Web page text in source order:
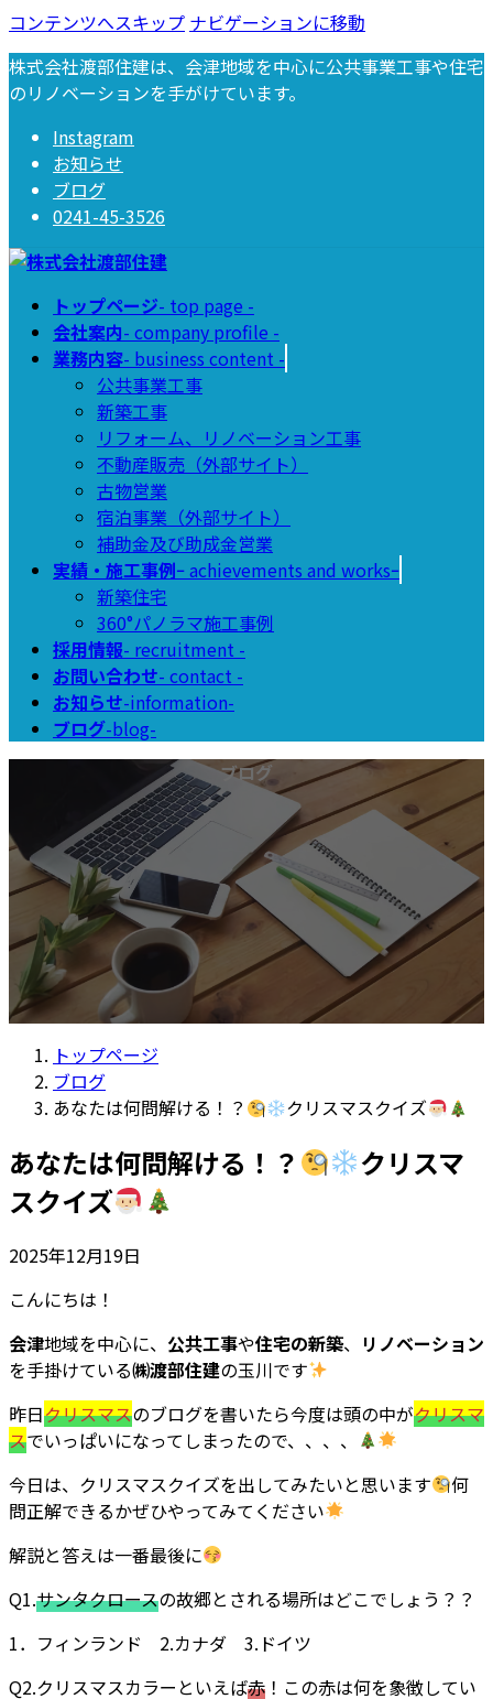
コンテンツへスキップ ナビゲーションに移動
株式会社渡部住建は、会津地域を中心に公共事業工事や住宅
のリノベーションを手がけています。
Instagram
お知らせ
ブログ
0241-45-3526
トップページ- top page -
会社案内- company profile -
業務内容- business content -
公共事業工事
新築工事
リフォーム、リノベーション工事
不動産販売（外部サイト）
古物営業
宿泊事業（外部サイト）
補助金及び助成金営業
実績・施工事例ｰ achievements and worksｰ
新築住宅
360°パノラマ施工事例
採用情報- recruitment -
お問い合わせ- contact -
お知らせ-information-
ブログ-blog-
ブログ
トップページ
ブログ
あなたは何問解ける！？
クリスマスクイズ
あなたは何問解ける！？
クリスマ
スクイズ
2025年12月19日
こんにちは！
会津地域を中心に、 公共工事や住宅の新築、 リノベーション
を手掛けている㈱渡部住建の玉川です
昨日クリスマスのブログを書いたら今度は頭の中がクリスマ
スでいっぱいになってしまったので、、、、
今日は、クリスマスクイズを出してみたいと思います
何
問正解できるかぜひやってみてください
解説と答えは一番最後に
Q1.サンタクロースの故郷とされる場所はどこでしょう？？
1．フィンランド 2.カナダ 3.ドイツ
Q2.クリスマスカラーといえば赤 ！この赤は何を象徴してい